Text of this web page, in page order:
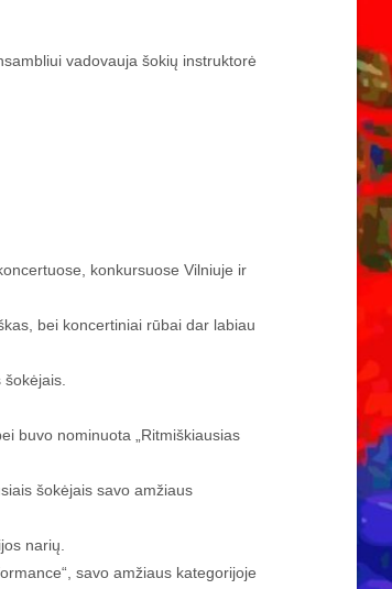
vadovauja šokių instruktorė
konkursuose Vilniuje ir
bei koncertiniai rūbai dar labiau
buvo nominuota „Ritmiškiausias
šokėjais savo amžiaus
narių.
savo amžiaus kategorijoje